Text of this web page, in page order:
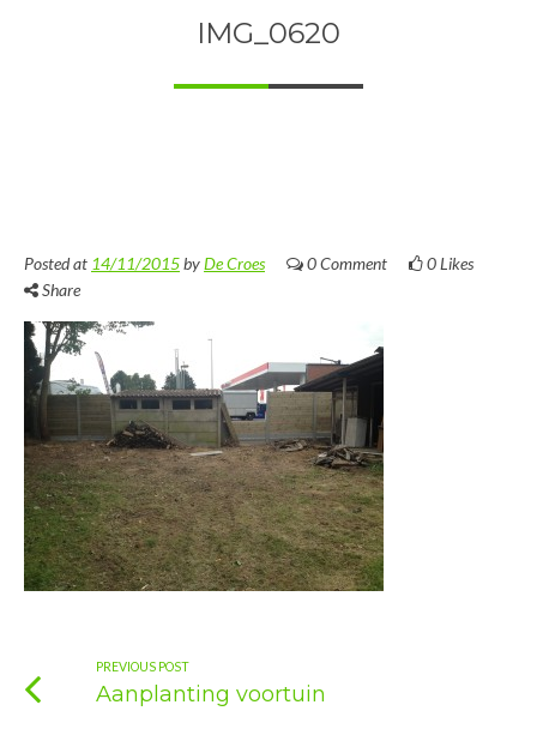
IMG_0620
Posted at 14/11/2015byDe Croes 0 Comment 0Likes
Share
PREVIOUS POST
Aanplanting voortuin